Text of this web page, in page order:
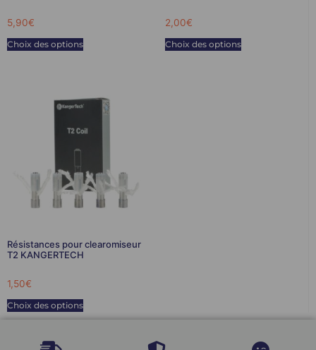
5,90€
Choix des options
2,00€
Choix des options
Résistances pour clearomiseur
T2 KANGERTECH
1,50€
Choix des options